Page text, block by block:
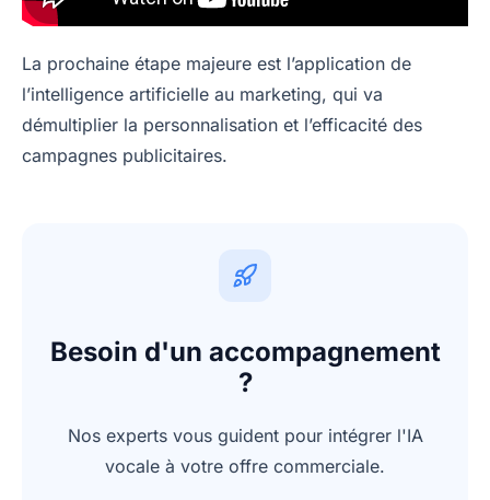
La prochaine étape majeure est l’application de
l’intelligence artificielle au marketing, qui va
démultiplier la personnalisation et l’efficacité des
campagnes publicitaires.
Besoin d'un accompagnement
?
Nos experts vous guident pour intégrer l'IA
vocale à votre offre commerciale.